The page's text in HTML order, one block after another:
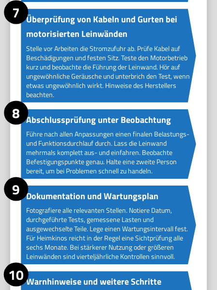
Überprüfung von Kabeln und Gurten bei
motorisierten Leinwänden
Stelle vor Arbeiten die Stromzufuhr ab. Prüfe Kabel auf
Beschädigungen und festen Sitz. Teste den Motorbetrieb
kurz und beobachte die Führung der Leinwand. Hör auf
ungewöhnliche Geräusche und unterbrich den Test, wenn
etwas ungewöhnlich wirkt. Hinweise des Herstellers
beachten.
Abschlussprüfung unter Beobachtung
Führe nach allen Anpassungen einen finalen Belastungs-
und Funktionsdurchlauf durch. Lass die Leinwand
mehrmals komplett aus- und einfahren. Beobachte
Befestigungspunkte genau. Halte eine zweite Person
bereit, um bei Problemen schnell zu handeln.
Dokumentation und Wartungsplan
Fotografiere alle relevanten Stellen. Notiere Datum,
durchgeführte Tests, gemessene Lasten und
ausgewechselte Teile. Lege einen Wartungsintervall fest.
Für Heimkinos reicht in der Regel eine Sichtprüfung alle
sechs Monate. Bei stärkerer Nutzung oder größeren
Leinwänden sind vierteljährliche Kontrollen sinnvoll.
Warnhinweise und weitere Schritte